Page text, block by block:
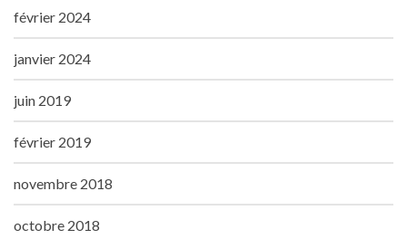
février 2024
janvier 2024
juin 2019
février 2019
novembre 2018
octobre 2018